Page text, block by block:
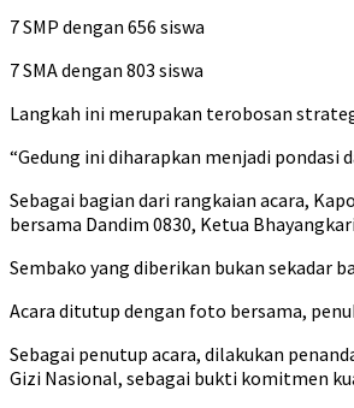
7 SMP dengan 656 siswa
7 SMA dengan 803 siswa
Langkah ini merupakan terobosan
“Gedung ini diharapkan menjadi
Sebagai bagian dari rangkaian acara,
bersama Dandim 0830, Ketua
Sembako yang diberikan bukan sekadar
Acara ditutup dengan foto bersama,
Sebagai penutup acara, dilakukan
Gizi Nasional, sebagai bukti komitmen